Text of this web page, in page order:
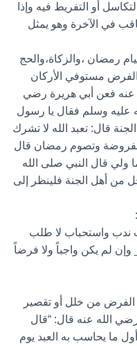
أو التفريط فيه وإذا
في الآخرة وهو يمثل
رمضان ،والزكاة،والحج
الفرض مستوفي الأركان
عنه فعن أبي هريرة رضي
عليه وسلم فقال يا رسول
قال: تعبد الله لا تشرك
وتصوم رمضان قال
ولي قال النبي صلى الله
من أهل الجنة فلينظر إلى
ندب واستحباب لا طلب
وإن لم يكن واجباً ولا فرضاً
الفرض من خلل أو تقصير
الله عنه قال: “قال
ما يحاسب به العبد يوم